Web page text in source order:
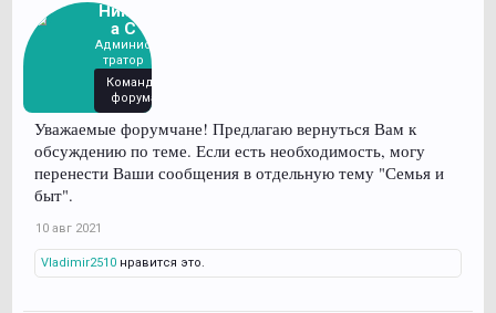
Никит
а С
Админис
тратор
Команда
форума
Уважаемые форумчане! Предлагаю вернуться Вам к
обсуждению по теме. Если есть необходимость, могу
перенести Ваши сообщения в отдельную тему "Семья и
быт".
10 авг 2021
Vladimir2510 нравится это.